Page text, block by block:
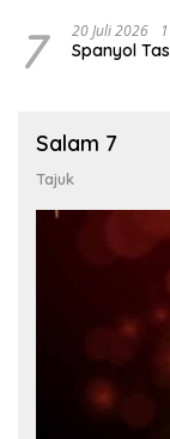
7 20 Juli 2026
Spanyol
Salam 7
Tajuk